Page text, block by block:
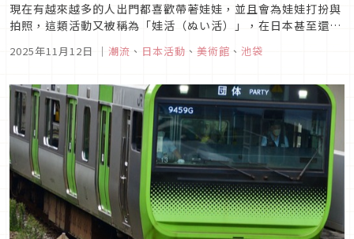
現在有越來越多的人出門都喜歡帶著娃娃，並且會為娃娃打扮與
拍照，這類活動又被稱為「娃活（ぬい活）」，在日本甚至還有
旅館推出帶著娃娃住宿的方案服務呢！然而你有聽過「讓娃娃夜
宿美術館，替你鑑賞美術作品」的活動嗎？甚至還有舉辦專屬於
本次文章就要來介紹這...
2025年11月12日 ｜ 潮流 、 日本活動 、 美術館 、 池袋